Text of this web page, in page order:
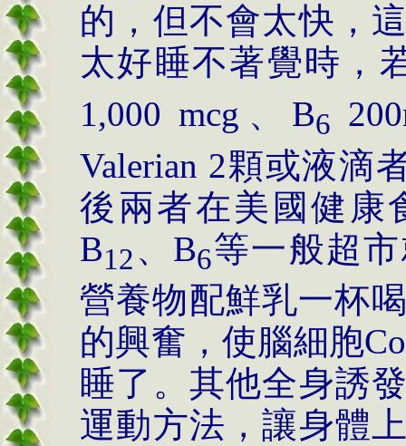
的，但不會太快，
太好睡不著覺時，
1,000 mcg 、 B6
Valerian 2顆或液滴
後兩者在美國健康
B12 、 B6等一般超
營養物配鮮乳一杯
的興奮，使腦細胞
睡了。其他全身誘
運動方法，讓身體